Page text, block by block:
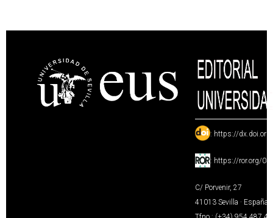
: https://
: https://ror.org/
C/ Porvenir, 27
41013 Sevilla · España